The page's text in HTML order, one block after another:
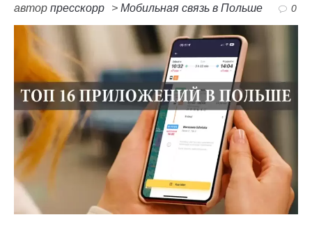
автор пресскорр > Мобильная связь в Польше 0